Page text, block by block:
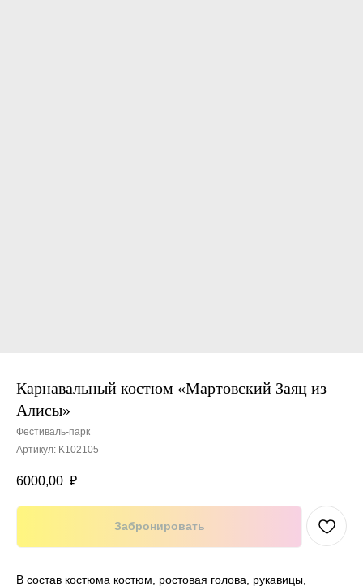
Карнавальный костюм «Мартовский Заяц из
Алисы»
Фестиваль-парк
Артикул: K102105
6000,00 ₽
Забронировать
В состав костюма костюм, ростовая голова, рукавицы,